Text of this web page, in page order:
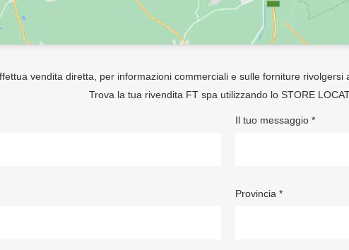
vendita diretta, per informazioni commerciali e sulle forniture rivolgersi
Trova la tua rivendita FT spa utilizzando lo STORE
Il tuo messaggio *
Provincia *